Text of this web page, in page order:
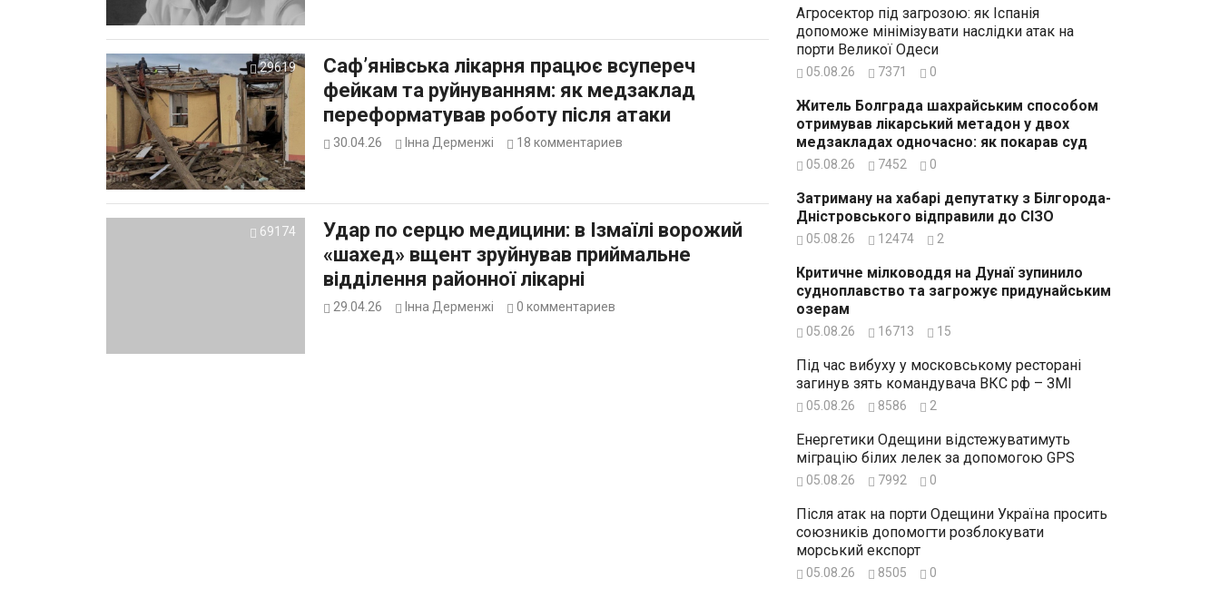
29619
Саф’янівська лікарня працює всупереч
фейкам та руйнуванням: як медзаклад
переформатував роботу після атаки
30.04.26 Інна Дерменжі 18 комментариев
69174
Удар по серцю медицини: в Ізмаїлі ворожий
«шахед» вщент зруйнував приймальне
відділення районної лікарні
29.04.26 Інна Дерменжі 0 комментариев
Агросектор під загрозою: як Іспанія
допоможе мінімізувати наслідки атак на
порти Великої Одеси
05.08.26 7371 0
Житель Болграда шахрайським способом
отримував лікарський метадон у двох
медзакладах одночасно: як покарав суд
05.08.26 7452 0
Затриману на хабарі депутатку з Білгорода-
Дністровського відправили до СІЗО
05.08.26 12474 2
Критичне мілководдя на Дунаї зупинило
судноплавство та загрожує придунайським
озерам
05.08.26 16713 15
Під час вибуху у московському ресторані
загинув зять командувача ВКС рф – ЗМІ
05.08.26 8586 2
Енергетики Одещини відстежуватимуть
міграцію білих лелек за допомогою GPS
05.08.26 7992 0
Після атак на порти Одещини Україна просить
союзників допомогти розблокувати
морський експорт
05.08.26 8505 0